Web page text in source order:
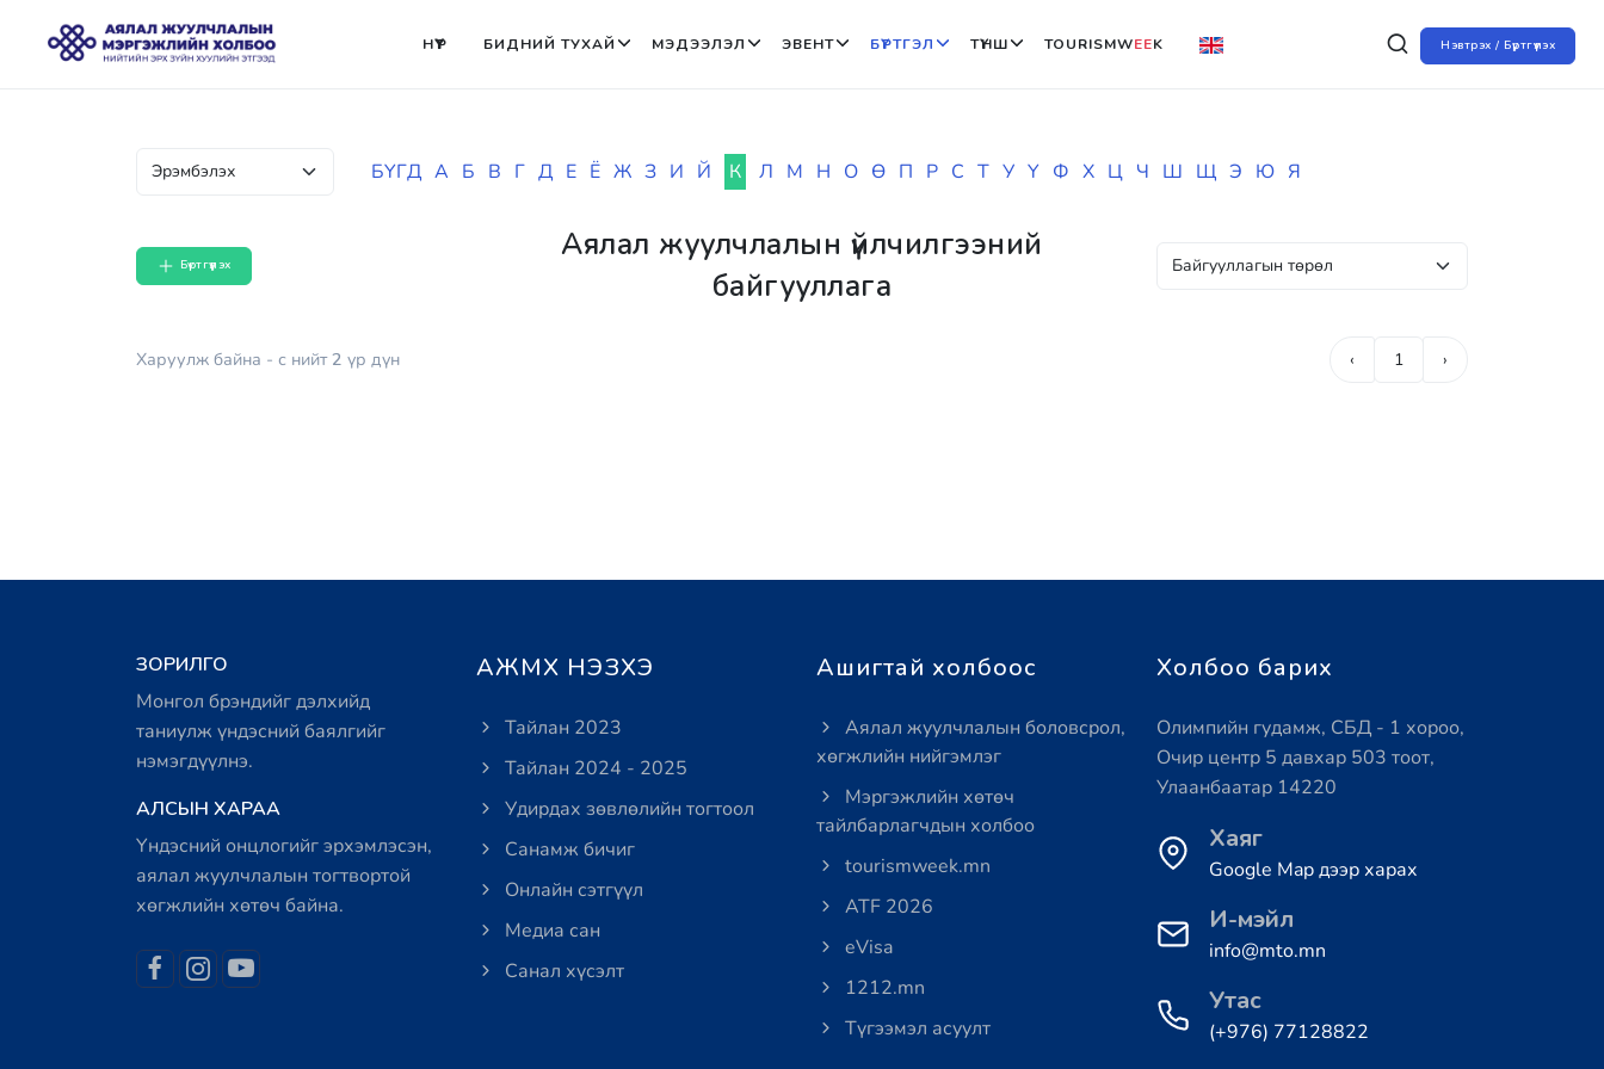
Нэвтрэх / Бүртгүүлэх
НҮҮР БИДНИЙ ТУХАЙ МЭДЭЭЛЭЛ ЭВЕНТ БҮРТГЭЛ ТҮНШ TOURISMWEEK
БҮГД А Б В Г Д Е Ё Ж З И Й К Л М Н О Ө П Р С Т У Ү Ф Х Ц Ч Ш Щ Э Ю Я
Бүртгүүлэх
Аялал жуулчлалын үйлчилгээний
байгууллага
Харуулж байна - с нийт2 үр дүн ‹ 1 ›
ЗОРИЛГО
Монгол брэндийг дэлхийд
таниулж үндэсний баялгийг
нэмэгдүүлнэ.
АЛСЫН ХАРАА
Үндэсний онцлогийг эрхэмлэсэн,
аялал жуулчлалын тогтвортой
хөгжлийн хөтөч байна.
АЖМХ НЭЗХЭ
Тайлан 2023
Тайлан 2024 - 2025
Удирдах зөвлөлийн тогтоол
Санамж бичиг
Онлайн сэтгүүл
Медиа сан
Санал хүсэлт
Ашигтай холбоос
Аялал жуулчлалын боловсрол,
хөгжлийн нийгэмлэг
Мэргэжлийн хөтөч
тайлбарлагчдын холбоо
tourismweek.mn
ATF 2026
eVisa
1212.mn
Түгээмэл асуулт
Холбоо барих
Олимпийн гудамж, СБД - 1 хороо,
Очир центр 5 давхар 503 тоот,
Улаанбаатар 14220
Хаяг
Google Map дээр харах
И-мэйл
info@mto.mn
Утас
(+976) 77128822